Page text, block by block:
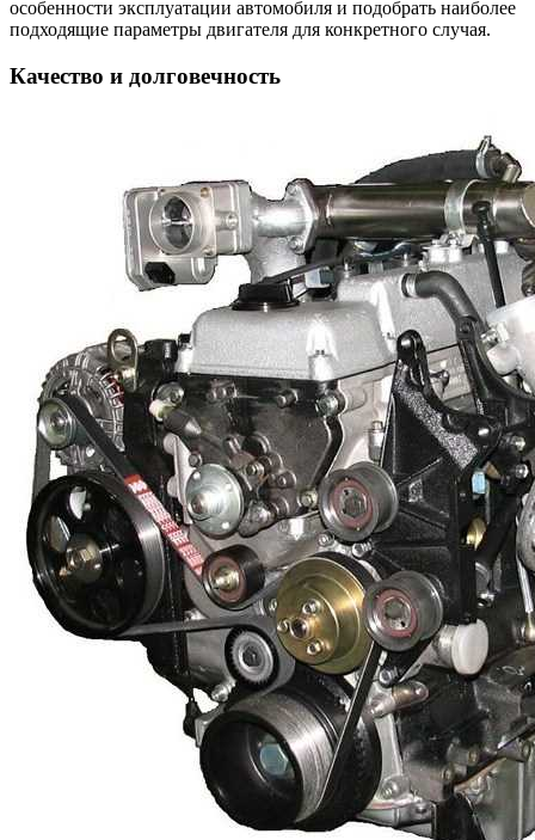
особенности эксплуатации автомобиля и подобрать наиболее
подходящие параметры двигателя для конкретного случая.
Качество и долговечность